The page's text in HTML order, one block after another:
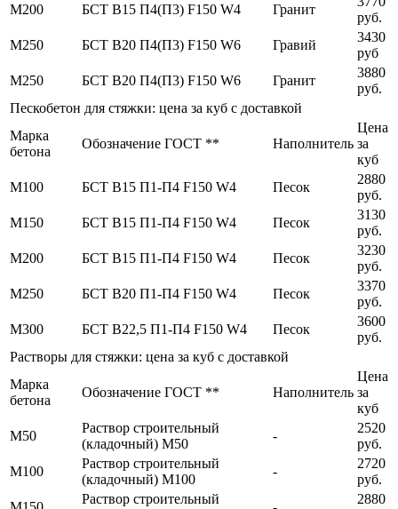
М200
БСТ В15 П4(П3) F150 W4 Гранит
руб.
М250
БСТ В20 П4(П3) F150 W6 Гравий
3430
руб
М250
БСТ В20 П4(П3) F150 W6 Гранит
3880
руб.
Пескобетон для стяжки: цена за куб с доставкой
Марка
бетона
Обозначение ГОСТ ** Наполнитель
Цена
за
куб
М100
БСТ В15 П1-П4 F150 W4 Песок
2880
руб.
М150
БСТ В15 П1-П4 F150 W4 Песок
3130
руб.
М200
БСТ В15 П1-П4 F150 W4 Песок
3230
руб.
М250
БСТ В20 П1-П4 F150 W4 Песок
3370
руб.
М300
БСТ В22,5 П1-П4 F150 W4 Песок
3600
руб.
Растворы для стяжки: цена за куб с доставкой
Марка
бетона
Обозначение ГОСТ ** Наполнитель
Цена
за
куб
М50
Раствор строительный
(кладочный) М50
-
2520
руб.
М100
Раствор строительный
(кладочный) М100
-
2720
руб.
Раствор строительный
2880